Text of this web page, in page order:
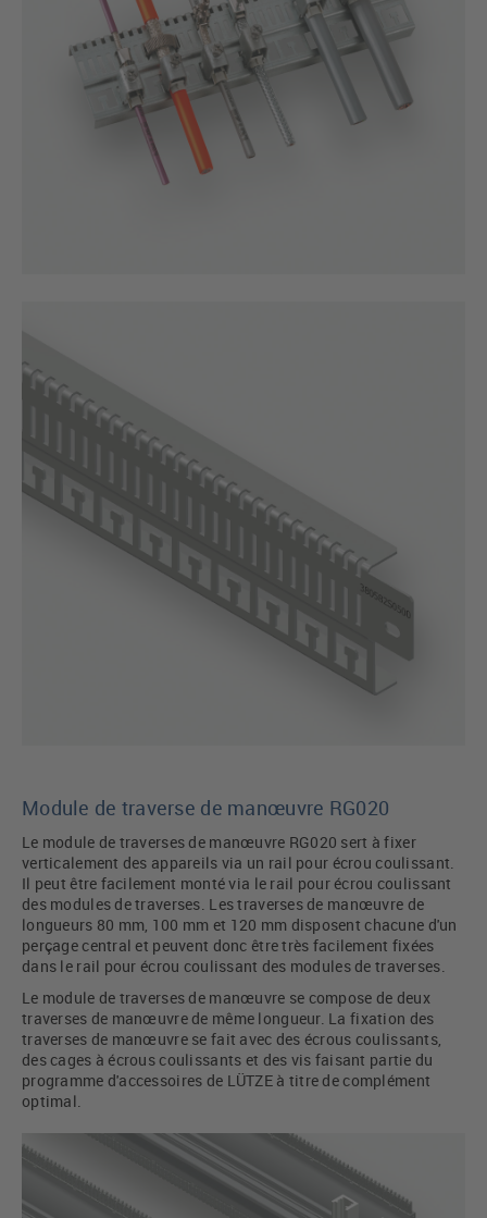
Module de traverse de manœuvre RG020
Le module de traverses de manœuvre RG020 sert à fixer
verticalement des appareils via un rail pour écrou coulissant.
Il peut être facilement monté via le rail pour écrou coulissant
des modules de traverses. Les traverses de manœuvre de
longueurs 80 mm, 100 mm et 120 mm disposent chacune d'un
perçage central et peuvent donc être très facilement fixées
dans le rail pour écrou coulissant des modules de traverses.
Le module de traverses de manœuvre se compose de deux
traverses de manœuvre de même longueur. La fixation des
traverses de manœuvre se fait avec des écrous coulissants,
des cages à écrous coulissants et des vis faisant partie du
programme d'accessoires de LÜTZE à titre de complément
optimal.